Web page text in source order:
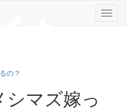
メ
ニ
の？
マズ嫁っ